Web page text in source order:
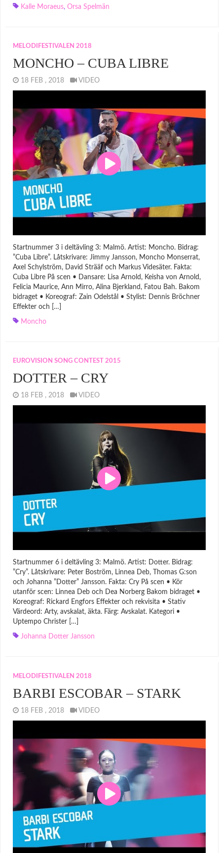
Kalle Moraeus, Orsa Spelmän
MELODIFESTIVALEN 2018
MONCHO – CUBA LIBRE
18 FEB , 2018 VIDEO
Startnummer 3 i deltävling 3: Malmö. Artist: Moncho. Bidrag:
”Cuba Libre”. Låtskrivare: Jimmy Jansson, Moncho Monserrat,
Axel Schylström, David Strääf och Markus Videsäter. Fakta:
Cuba Libre På scen • Dansare: Lisa Arnold, Keisha von Arnold,
Felicia Maurice, Ann Mirro, Alina Bjerkland, Fatou Bah. Bakom
bidraget • Koreograf: Zain Odelstål • Stylist: Dennis Bröchner
Effekter och […]
Moncho
EUROVISION SONG CONTEST 2015
DOTTER – CRY
18 FEB , 2018 VIDEO
Startnummer 6 i deltävling 3: Malmö. Artist: Dotter. Bidrag:
”Cry”. Låtskrivare: Peter Boström, Linnea Deb, Thomas G:son
och Johanna ”Dotter” Jansson. Fakta: Cry På scen • Kör
utanför scen: Linnea Deb och Dea Norberg Bakom bidraget •
Koreograf: Rickard Engfors Effekter och rekvisita • Stativ
Värdeord: Arty, avskalat, äkta. Färg: Avskalat. Kategori •
Uptempo Christer […]
Johanna Dotter Jansson
MELODIFESTIVALEN 2018
BARBI ESCOBAR – STARK
18 FEB , 2018 VIDEO